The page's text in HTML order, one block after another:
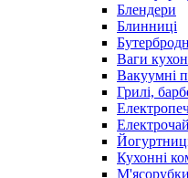
Блендери
Блинниці
Ваги
Вакуумні
Грилі,
Кухонні
М'ясорубки